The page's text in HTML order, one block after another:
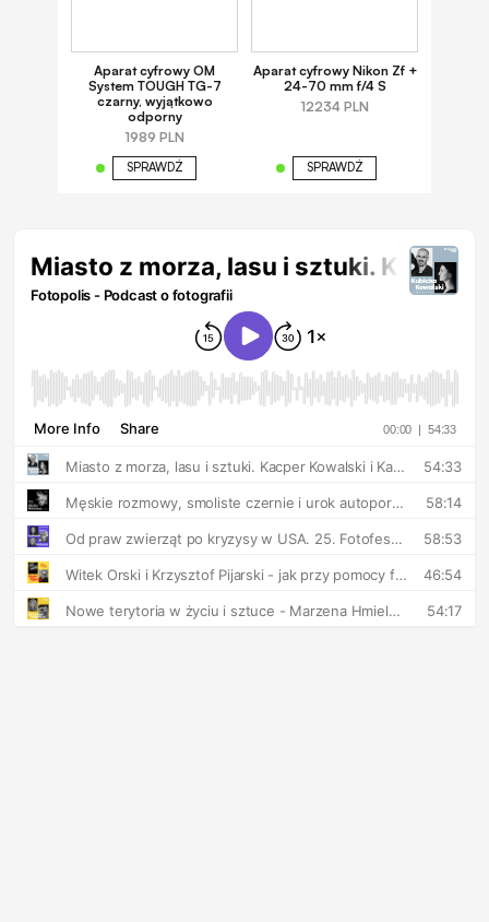
Aparat cyfrowy OM
System TOUGH TG-7
czarny, wyjątkowo
odporny
1989 PLN
SPRAWDŹ
Aparat cyfrowy Nikon Zf +
24-70 mm f/4 S
12234 PLN
SPRAWDŹ